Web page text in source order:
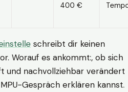
400 €
schreibt dir keinen
Worauf es ankommt:, ob sich
und nachvollziehbar verändert
Gespräch erklären kannst.